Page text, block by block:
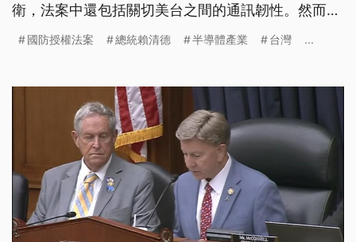
衛，法案中還包括關切美台之間的通訊韌性。然而針
是否會與賴總統通話？川普最新回應表示「正在考
國防授權法案 總統賴清德 半導體產業 台灣 ...